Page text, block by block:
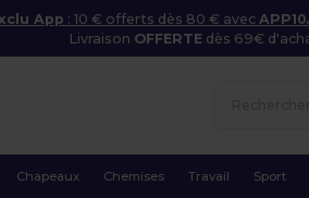
App : 10 € offerts dès 80 € avecAPP10.
Livraison OFFERTE dès 69€
Chapeaux Chemises Travail Sport